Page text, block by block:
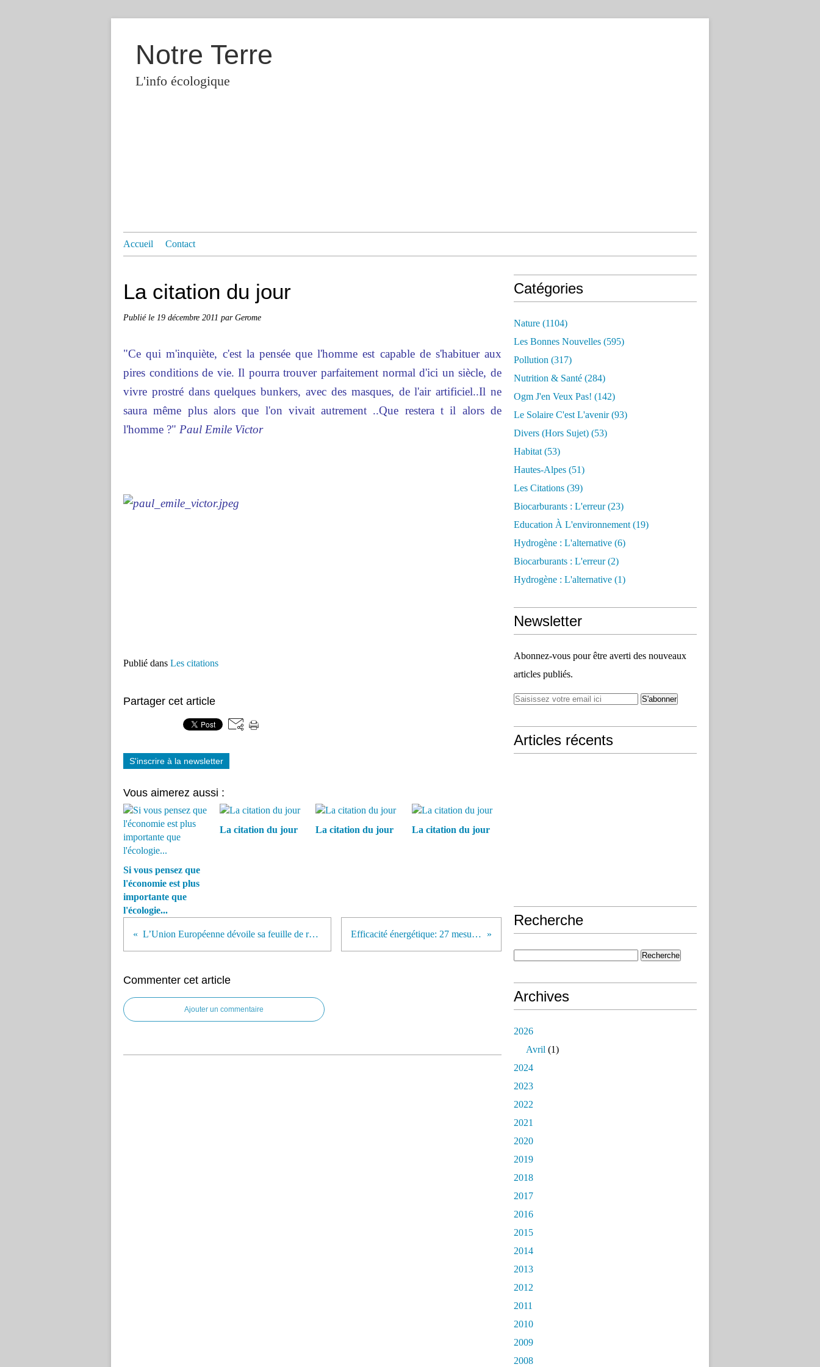
Notre Terre
L'info écologique
Accueil Contact
La citation du jour
Publié le 19 décembre 2011 par Gerome
"Ce qui m'inquiète, c'est la pensée que l'homme est capable de s'habituer aux
pires conditions de vie. Il pourra trouver parfaitement normal d'ici un siècle, de
vivre prostré dans quelques bunkers, avec des masques, de l'air artificiel..Il ne
saura même plus alors que l'on vivait autrement ..Que restera t il alors de
l'homme ?" Paul Emile Victor
Publié dans Les citations
Partager cet article
S'inscrire à la newsletter
Vous aimerez aussi :
Si vous pensez que
l'économie est plus
importante que
l'écologie...
La citation du jour La citation du jour La citation du jour
L’Union Européenne dévoile sa feuille de route pour développer les énergies renouvelables Efficacité énergétique: 27 mesures pour consommer moins et mieux
Commenter cet article
Ajouter un commentaire
Catégories
Nature (1104)
Les Bonnes Nouvelles (595)
Pollution (317)
Nutrition & Santé (284)
Ogm J'en Veux Pas! (142)
Le Solaire C'est L'avenir(93)
Divers (hors Sujet) (53)
Habitat (53)
Hautes-Alpes (51)
Les Citations (39)
Biocarburants : L'erreur(23)
Education À L'environnement (19)
Hydrogène : L'alternative (6)
Biocarburants : L'erreur(2)
Hydrogène : L'alternative (1)
Newsletter
Abonnez-vous pour être averti des nouveaux
articles publiés.
Articles récents
Recherche
Archives
2026
Avril (1)
2024
2023
2022
2021
2020
2019
2018
2017
2016
2015
2014
2013
2012
2011
2010
2009
2008